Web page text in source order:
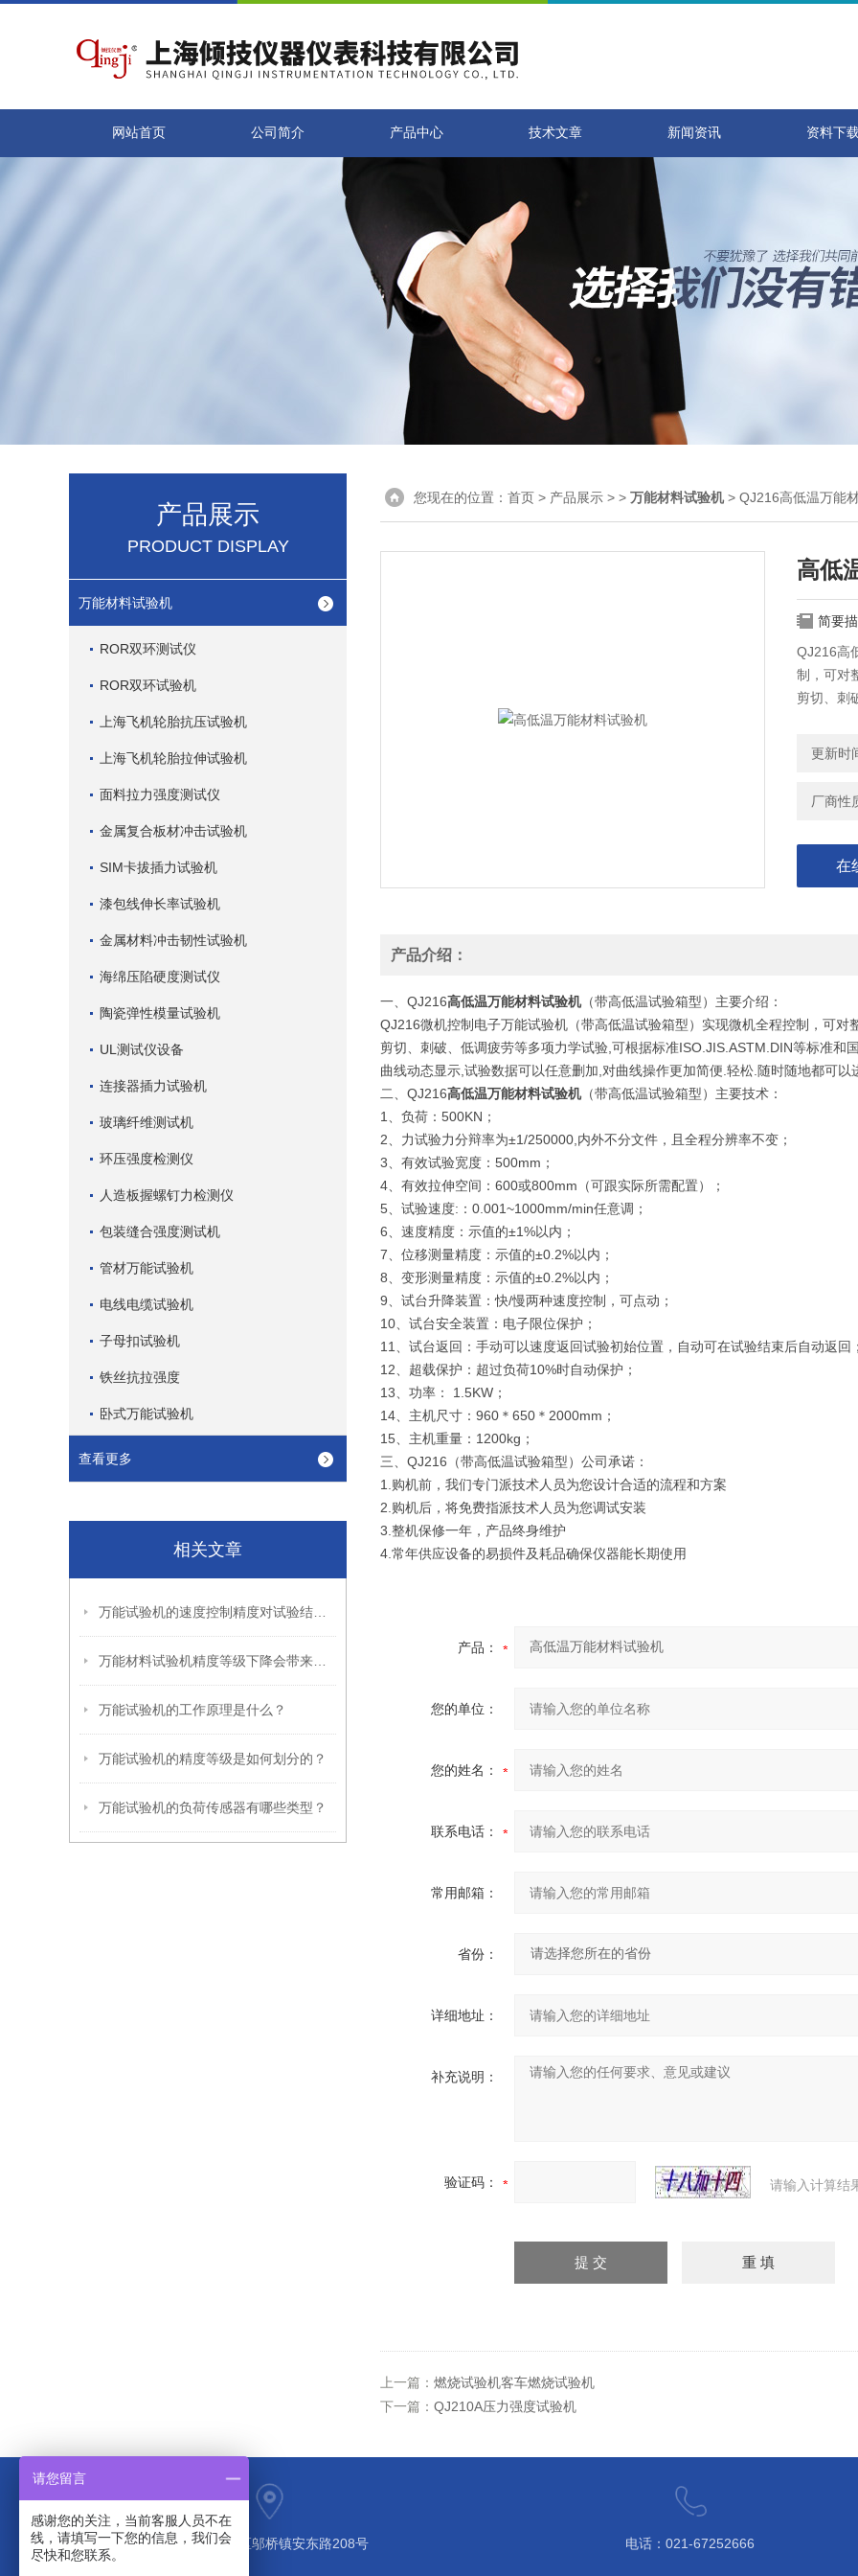
网站首页 公司简介 产品中心 技术文章 新闻资讯 资料下
产品展示
PRODUCT DISPLAY
万能材料试验机
ROR双环测试仪
ROR双环试验机
上海飞机轮胎抗压试验机
上海飞机轮胎拉伸试验机
面料拉力强度测试仪
金属复合板材冲击试验机
SIM卡拔插力试验机
漆包线伸长率试验机
金属材料冲击韧性试验机
海绵压陷硬度测试仪
陶瓷弹性模量试验机
UL测试仪设备
连接器插力试验机
玻璃纤维测试机
环压强度检测仪
人造板握螺钉力检测仪
包装缝合强度测试机
管材万能试验机
电线电缆试验机
子母扣试验机
铁丝抗拉强度
卧式万能试验机
查看更多
相关文章
万能试验机的工作原理是什么？
万能试验机的精度等级是如何划分的？
万能试验机的负荷传感器有哪些类型？
您现在的位置： 首页 > 产品展示 > > 万能材料试验机> QJ216高低温万能
高低
简要
QJ216高
制，可对
剪切、刺
更新时
厂商性
在
产品介绍：
一、QJ216高低温万能材料试验机（带高低温试验箱型）主要介绍：
QJ216微机控制电子万能试验机（带高低温试验箱型）实现微机全程控制，可
剪切、刺破、低调疲劳等多项力学试验,可根据标准ISO.JIS.ASTM.DIN等标准和
曲线动态显示,试验数据可以任意删加,对曲线操作更加简便.轻松.随时随地都可
二、QJ216高低温万能材料试验机（带高低温试验箱型）主要技术：
1、负荷：500KN；
2、力试验力分辩率为±1/250000,内外不分文件，且全程分辨率不变；
3、有效试验宽度：500mm；
4、有效拉伸空间：600或800mm（可跟实际所需配置）；
5、试验速度:：0.001~1000mm/min任意调；
6、速度精度：示值的±1%以内；
7、位移测量精度：示值的±0.2%以内；
8、变形测量精度：示值的±0.2%以内；
9、试台升降装置：快/慢两种速度控制，可点动；
10、试台安全装置：电子限位保护；
11、试台返回：手动可以速度返回试验初始位置，自动可在试验结束后自动返回
12、超载保护：超过负荷10%时自动保护；
13、功率： 1.5KW；
14、主机尺寸：960＊650＊2000mm；
15、主机重量：1200kg；
三、QJ216（带高低温试验箱型）公司承诺：
1.购机前，我们专门派技术人员为您设计合适的流程和方案
2.购机后，将免费指派技术人员为您调试安装
3.整机保修一年，产品终身维护
4.常年供应设备的易损件及耗品确保仪器能长期使用
产品：
您的单位：
您的姓名：
联系电话：
常用邮箱：
省份：
详细地址：
补充说明：
验证码： 请输入计算结
上一篇： 燃烧试验机客车燃烧试验机
下一篇： QJ210A压力强度试验机
上海市奉贤区邬桥镇安东路208号 电话：021-67252666
请您留言
感谢您的关注，当前客服人员不在
线，请填写一下您的信息，我们会
尽快和您联系。